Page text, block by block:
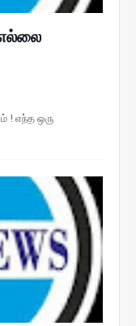
! எந்த ஒரு